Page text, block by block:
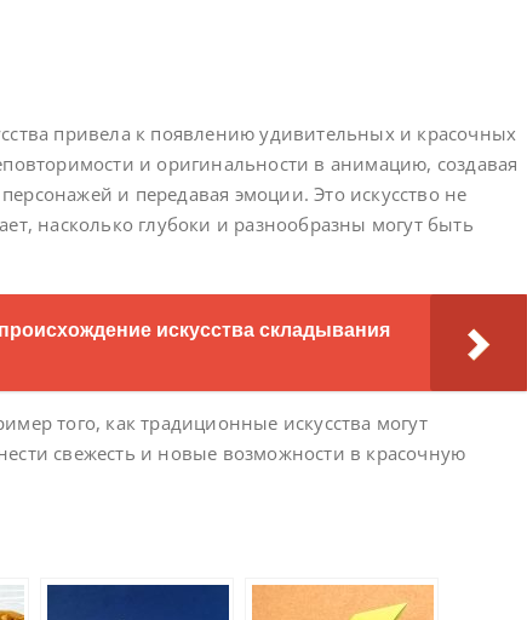
привела к появлению удивительных и красочных
и оригинальности в анимацию, создавая
и передавая эмоции. Это искусство не
насколько глубоки и разнообразны могут быть
искусства складывания
того, как традиционные искусства могут
свежесть и новые возможности в красочную